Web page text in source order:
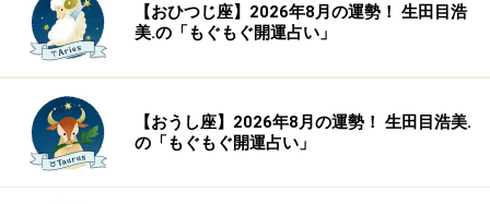
【おひつじ座】2026年8月の運勢！ 生田目浩
美.の「もぐもぐ開運占い」
【おうし座】2026年8月の運勢！ 生田目浩美.
の「もぐもぐ開運占い」